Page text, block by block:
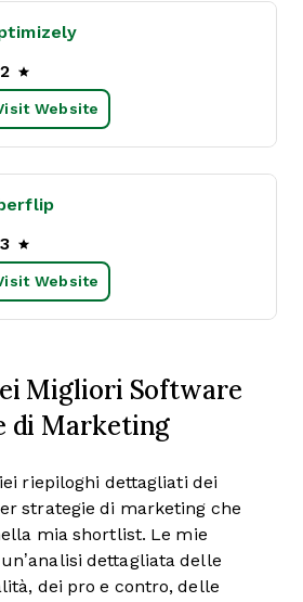
Website
Website
Migliori Software
di Marketing
riepiloghi dettagliati dei
strategie di marketing che
mia shortlist. Le mie
dettagliata delle
dei pro e contro, delle